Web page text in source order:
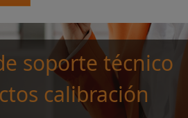
soporte técnico
calibración